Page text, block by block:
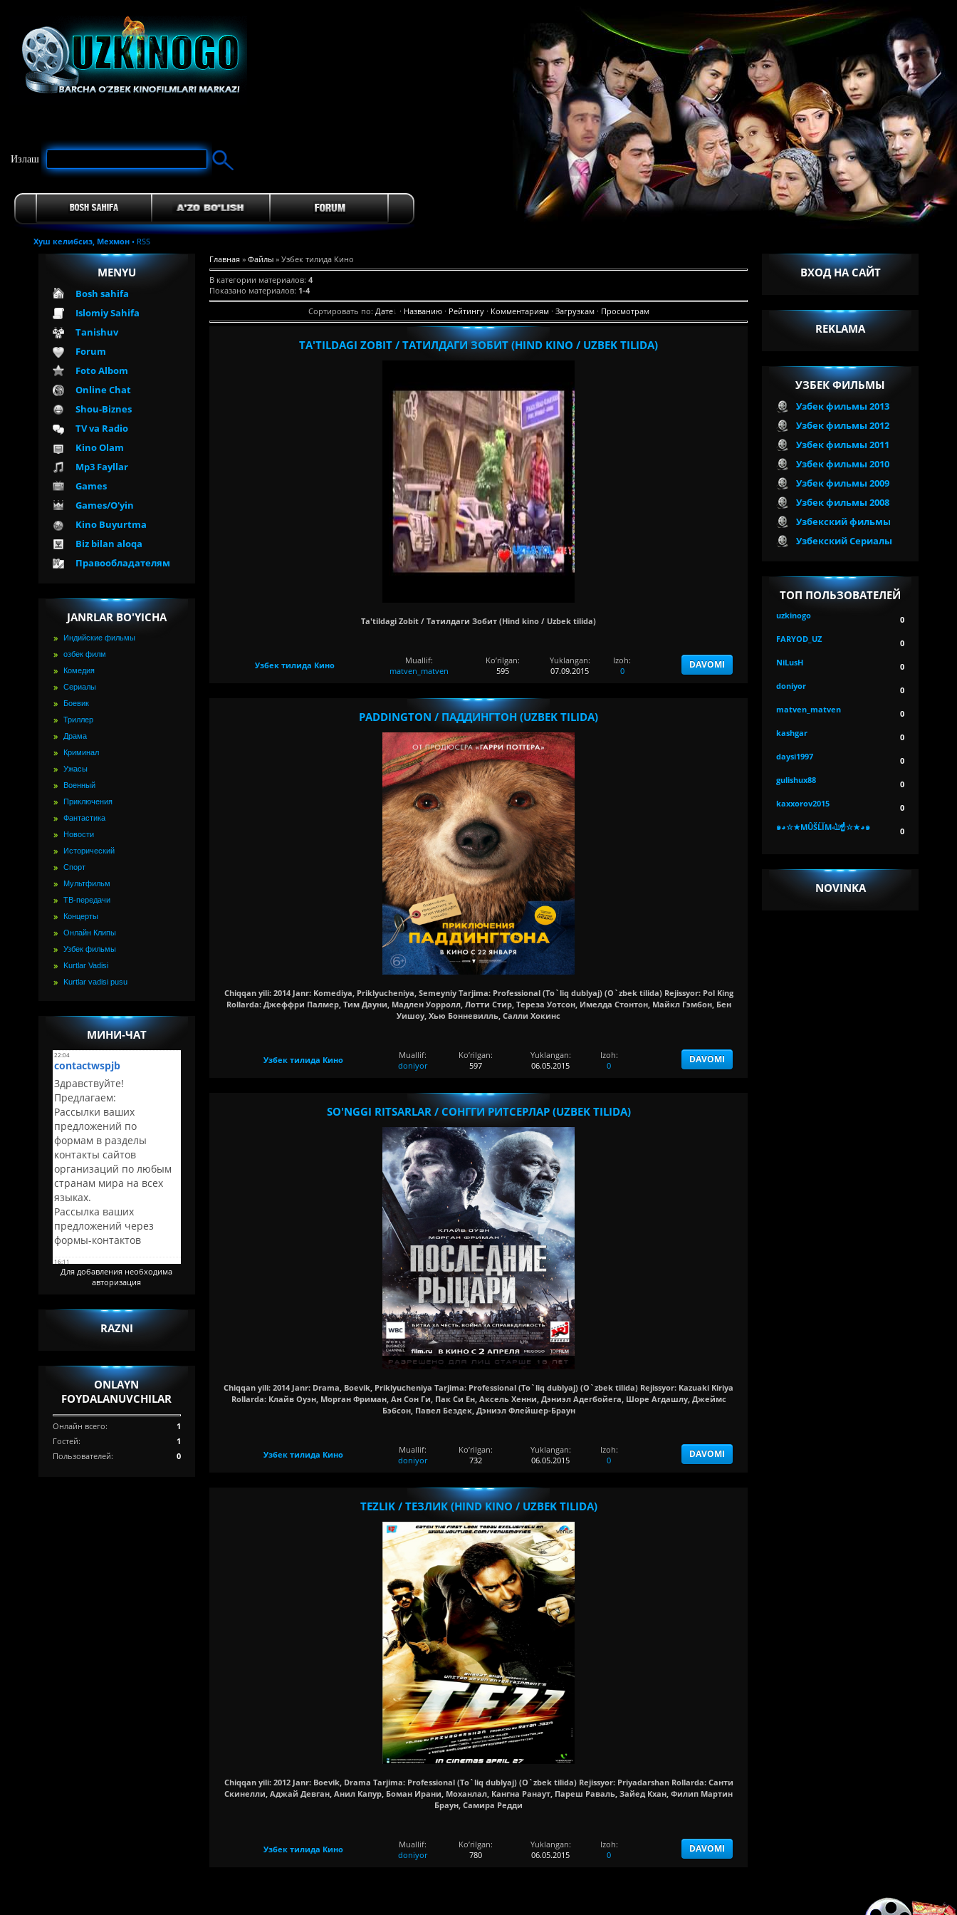
Излаш
Хуш келибсиз, Мехмон • RSS
MENYU
Bosh sahifa
Islomiy Sahifa
Tanishuv
Forum
Foto Albom
Online Chat
Shou-Biznes
TV va Radio
Kino Olam
Mp3 Fayllar
Games
Games/O'yin
Kino Buyurtma
Biz bilan aloqa
Правообладателям
JANRLAR BO'YICHA
Индийские фильмы
озбек филм
Комедия
Сериалы
Боевик
Триллер
Драма
Криминал
Ужасы
Военный
Приключения
Фантастика
Новости
Исторический
Спорт
Мультфильм
ТВ-передачи
Концерты
Онлайн Клипы
Узбек фильмы
Kurtlar Vadisi
Kurtlar vadisi pusu
МИНИ-ЧАТ
Для добавления необходима
авторизация
RAZNI
ONLAYN
FOYDALANUVCHILAR
Онлайн всего:
1
Гостей:
1
Пользователей:
0
ВХОД НА САЙТ
REKLAMA
УЗБЕК ФИЛЬМЫ
Узбек фильмы 2013
Узбек фильмы 2012
Узбек фильмы 2011
Узбек фильмы 2010
Узбек фильмы 2009
Узбек фильмы 2008
Узбекский фильмы
Узбекский Сериалы
ТОП ПОЛЬЗОВАТЕЛЕЙ
uzkinogo
0
FARYOD_UZ
0
NiLusH
0
doniyor
0
matven_matven
0
kashgar
0
daysi1997
0
gulishux88
0
kaxxorov2015
0
๑◕☆★MÛŠĹĬМﷲ☝☆★◕๑
0
NOVINKA
Главная » Файлы » Узбек тилида Кино
В категории материалов: 4
Показано материалов: 1-4
Сортировать по: Дате · Названию· Рейтингу· Комментариям· Загрузкам· Просмотрам
TA'TILDAGI ZOBIT / ТАТИЛДАГИ ЗОБИТ (HIND KINO / UZBEK TILIDA)
Ta'tildagi Zobit / Татилдаги Зобит (Hind kino / Uzbek tilida)
Узбек тилида Кино
Muallif:
matven_matven
Ko’rilgan:
595
Yuklangan:
07.09.2015
Izoh:
0
DAVOMI
PADDINGTON / ПАДДИНГТОН (UZBEK TILIDA)
Chiqqan yili: 2014 Janr: Komediya, Priklyucheniya, Semeyniy Tarjima: Professional (To`liq dublyaj) (O`zbek tilida) Rejissyor: Pol King
Rollarda: Джеффри Палмер, Тим Дауни, Мадлен Уорролл, Лотти Стир, Тереза Уотсон, Имелда Стонтон, Майкл Гэмбон, Бен
Уишоу, Хью Бонневилль, Салли Хокинс
Узбек тилида Кино
Muallif:
doniyor
Ko’rilgan:
597
Yuklangan:
06.05.2015
Izoh:
0
DAVOMI
SO'NGGI RITSARLAR / СОНГГИ РИТСЕРЛАР (UZBEK TILIDA)
Chiqqan yili: 2014 Janr: Drama, Boevik, Priklyucheniya Tarjima: Professional (To`liq dublyaj) (O`zbek tilida) Rejissyor: Kazuaki Kiriya
Rollarda: Клайв Оуэн, Морган Фриман, Ан Сон Ги, Пак Си Ен, Аксель Хенни, Дэниэл Адегбойега, Шоре Агдашлу, Джеймс
Бэбсон, Павел Бездек, Дэниэл Флейшер-Браун
Узбек тилида Кино
Muallif:
doniyor
Ko’rilgan:
732
Yuklangan:
06.05.2015
Izoh:
0
DAVOMI
TEZLIK / ТЕЗЛИК (HIND KINO / UZBEK TILIDA)
Chiqqan yili: 2012 Janr: Boevik, Drama Tarjima: Professional (To`liq dublyaj) (O`zbek tilida) Rejissyor: Priyadarshan Rollarda: Санти
Скинелли, Аджай Девган, Анил Капур, Боман Ирани, Моханлал, Кангна Ранаут, Пареш Раваль, Зайед Кхан, Филип Мартин
Браун, Самира Редди
Узбек тилида Кино
Muallif:
doniyor
Ko’rilgan:
780
Yuklangan:
06.05.2015
Izoh:
0
DAVOMI